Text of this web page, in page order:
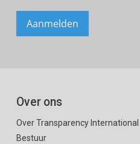
Over ons
Over Transparency International
Bestuur